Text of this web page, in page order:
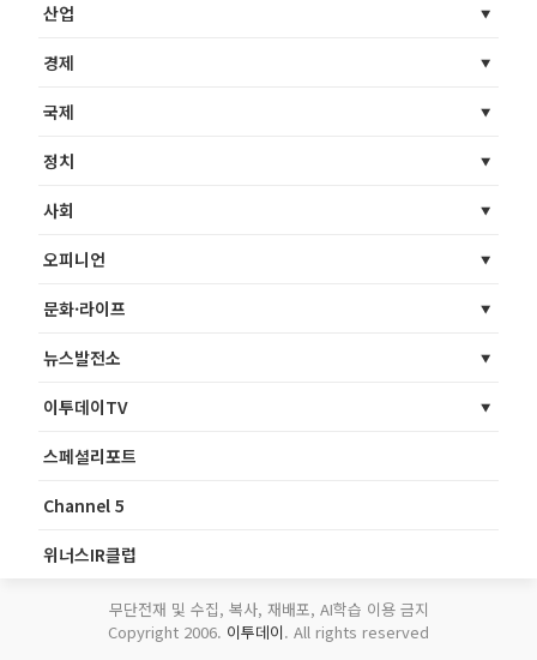
산업
경제
국제
정치
사회
오피니언
문화·라이프
뉴스발전소
이투데이TV
스페셜리포트
Channel 5
위너스IR클럽
무단전재 및 수집, 복사, 재배포, AI학습 이용 금지
Copyright 2006. 이투데이. All rights reserved